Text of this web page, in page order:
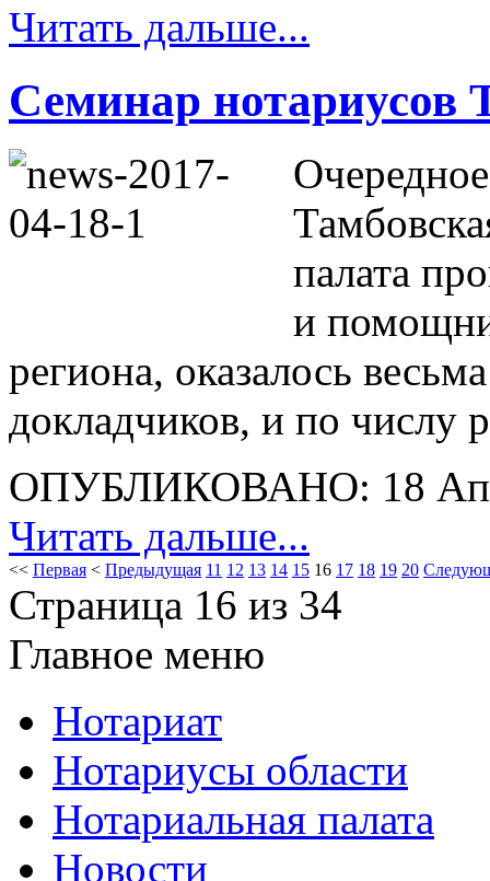
Читать дальше...
Семинар нотариусов
палата
и
региона, оказалось
докладчиков, и по числу
ОПУБЛИКОВАНО: 18
Читать дальше...
<< Первая < Предыдущая 11 12 13 14 15 16 17 18 19 20
Страница 16 из 34
Главное меню
Нотариат
Нотариусы области
Нотариальная палата
Новости